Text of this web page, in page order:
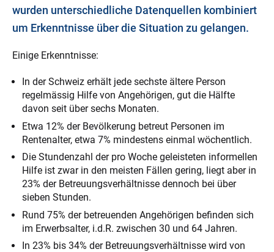
wurden unterschiedliche Datenquellen kombiniert
um Erkenntnisse über die Situation zu gelangen.
Einige Erkenntnisse:
In der Schweiz erhält jede sechste ältere Person
regelmässig Hilfe von Angehörigen, gut die Hälfte
davon seit über sechs Monaten.
Etwa 12% der Bevölkerung betreut Personen im
Rentenalter, etwa 7% mindestens einmal wöchentlich.
Die Stundenzahl der pro Woche geleisteten informellen
Hilfe ist zwar in den meisten Fällen gering, liegt aber in
23% der Betreuungsverhältnisse dennoch bei über
sieben Stunden.
Rund 75% der betreuenden Angehörigen befinden sich
im Erwerbsalter, i.d.R. zwischen 30 und 64 Jahren.
In 23% bis 34% der Betreuungsverhältnisse wird von